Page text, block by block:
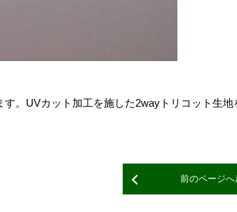
。UVカット加工を施した2wayトリコット生地
前のページへ